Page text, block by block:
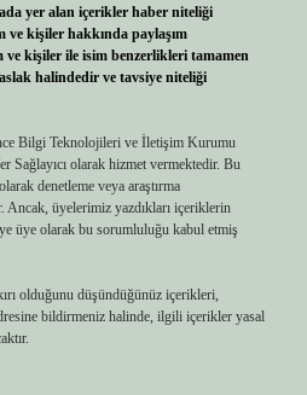
yer alan içerikler haber niteliği
ve kişiler hakkında paylaşım
ve kişiler ile isim benzerlikleri tamamen
halindedir ve tavsiye niteliği
Bilgi Teknolojileri ve İletişim Kurumu
Sağlayıcı olarak hizmet vermektedir. Bu
denetleme veya araştırma
Ancak, üyelerimiz yazdıkları içeriklerin
üye olarak bu sorumluluğu kabul etmiş
olduğunu düşündüğünüz içerikleri,
bildirmeniz halinde, ilgili içerikler yasal